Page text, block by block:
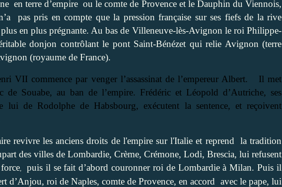
en terre d’empire ou le comte de Provence et le Dauphin du Viennois,
pas pris en compte que la pression française sur ses fiefs de la rive
en plus prégnante. Au bas de Villeneuve-lès-Avignon le roi Philippe-
donjon contrôlant le pont Saint-Bénézet qui relie Avignon (terre
(royaume de France).
VII commence par venger l’assassinat de l’empereur Albert.
Il met
de Souabe, au ban de l’empire. Frédéric et Léopold d’Autriche, ses
lui de Rodolphe de Habsbourg, exécutent la sentence, et reçoivent
revivre les anciens droits de l'empire sur l'Italie et reprend
la tradition
des villes de Lombardie, Crème, Crémone, Lodi, Brescia, lui refusent
puis il se fait d’abord couronner roi de Lombardie à Milan. Puis il
d’Anjou, roi de Naples, comte de Provence, en accord avec le pape, lui